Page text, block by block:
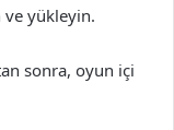
yükleyin.
sonra, oyun içi